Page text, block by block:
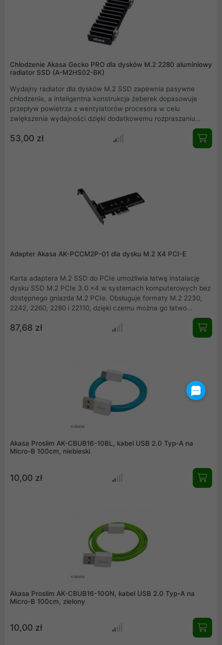
Chłodzenie Akasa Gecko PRO dla dysków M.2 2280 aluminiowy
radiator SSD (A-M2HS02-BK)
Wydajny radiator dla dysków M.2 SSD zapewnia pasywne
chłodzenie, a inteligentna konstrukcja żeberek dopasowuje
przepływ powietrza z wentylatorów procesora w celu
zwiększenia wydajności dzięki dodatkowemu rozpraszaniu
53,00 zł
Adapter Akasa AK-PCCM2P-01 dla dysku M.2 X4 PCI-E
Karta adaptera M.2 SSD do PCIe umożliwia łatwą instalację
dysku SSD M.2 PCIe 3.0 x4 w systemach komputerowych bez
dostępnego gniazda M.2 PCIe. Obsługuje formaty M.2 2230,
2242, 2260, 2280 i 22110, dzięki czemu można go łatwo
umieścić w dowolnym wolnym standardowym gnieździe PCIe
x4, x8 lub x16 na płycie głównej. Dołączony opcjonalny
wspornik niskoprofilowy umożliwia korzystanie z adaptera w
87,68 zł
Akasa Proslim AK-CBUB16-10BL, kabel USB 2.0 Typ-A na
Micro-B 100cm, niebieski
10,00 zł
Akasa Proslim AK-CBUB16-10GN, kabel USB 2.0 Typ-A na
Micro-B 100cm, zielony
10,00 zł